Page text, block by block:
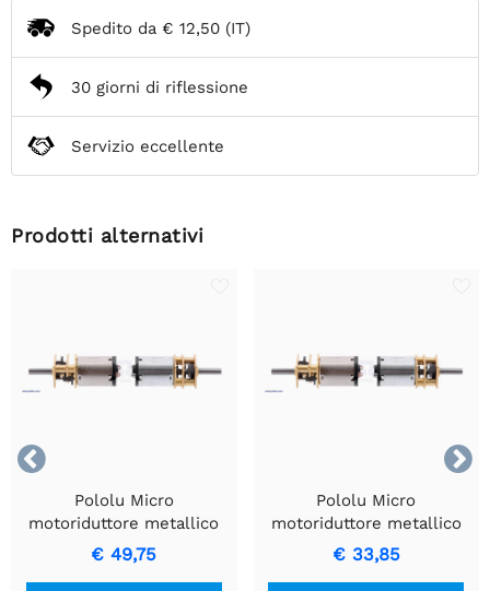
Spedito da € 12,50 (IT)
30 giorni di riflessione
Servizio eccellente
Prodotti alternativi


Pololu Micro
motoriduttore metallico
1000:1 HP 6V
€ 49,75
Pololu Micro
motoriduttore metallico
210:1 HP 6V
€ 33,85